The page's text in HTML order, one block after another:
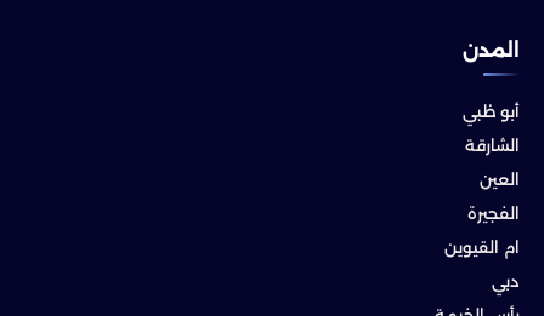
المدن
أبو ظبي
الشارقة
العين
الفجيرة
ام القيوين
دبي